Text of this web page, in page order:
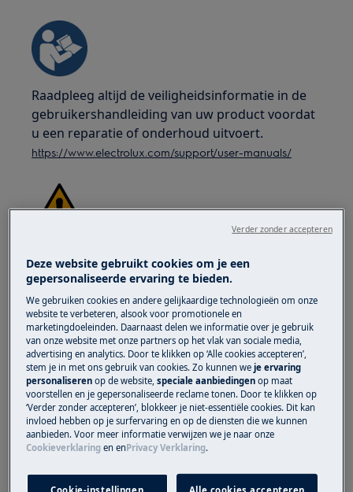
Raadpleeg altijd de veiligheidsinformatie in de
gebruikershandleiding van uw product voordat
u een reparatie of onderhoud uitvoert.
https://www.electrolux.com/support/user-manuals/
SCHOK
Schakel het apparaat uit en trek de stekker uit
het stopcontact voordat u enige reparatie of
onderhoud uitvoert.
Deze website gebruikt cookies om je een
gepersonaliseerde ervaring te bieden.
We gebruiken cookies en andere gelijkaardige technologieën om onze
website te verbeteren, alsook voor promotionele en
marketingdoeleinden. Daarnaast delen we informatie over je gebruik
van onze website met onze partners op het vlak van sociale media,
advertising en analytics. Door te klikken op ‘Alle cookies accepteren’,
stem je in met ons gebruik van cookies. Zo kunnen weje ervaring
personaliseren op de website,speciale aanbiedingen op maat
voorstellen en je gepersonaliseerde reclame tonen. Door te klikken op
‘Verder zonder accepteren’, blokkeer je niet-essentiële cookies. Dit kan
invloed hebben op je surfervaring en op de diensten die we kunnen
aanbieden. Voor meer informatie verwijzen we je naar onze
Cookieverklaring enenPrivacy Verklaring.
Verder zonder accepteren